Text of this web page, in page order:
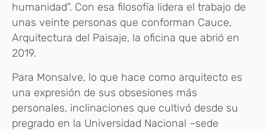
humanidad”. Con esa filosofía lidera el trabajo de
unas veinte personas que conforman Cauce,
Arquitectura del Paisaje, la oficina que abrió en
2019.
Para Monsalve, lo que hace como arquitecto es
una expresión de sus obsesiones más
personales, inclinaciones que cultivó desde su
pregrado en la Universidad Nacional –sede